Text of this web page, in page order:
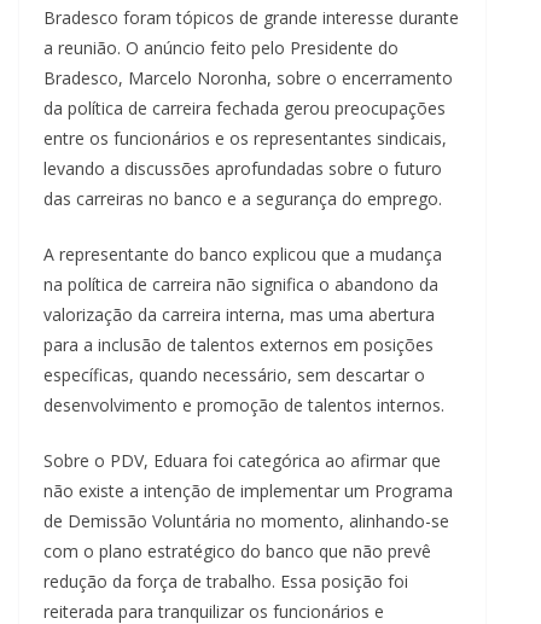
Bradesco foram tópicos de grande interesse durante
a reunião. O anúncio feito pelo Presidente do
Bradesco, Marcelo Noronha, sobre o encerramento
da política de carreira fechada gerou preocupações
entre os funcionários e os representantes sindicais,
levando a discussões aprofundadas sobre o futuro
das carreiras no banco e a segurança do emprego.
A representante do banco explicou que a mudança
na política de carreira não significa o abandono da
valorização da carreira interna, mas uma abertura
para a inclusão de talentos externos em posições
específicas, quando necessário, sem descartar o
desenvolvimento e promoção de talentos internos.
Sobre o PDV, Eduara foi categórica ao afirmar que
não existe a intenção de implementar um Programa
de Demissão Voluntária no momento, alinhando-se
com o plano estratégico do banco que não prevê
redução da força de trabalho. Essa posição foi
reiterada para tranquilizar os funcionários e